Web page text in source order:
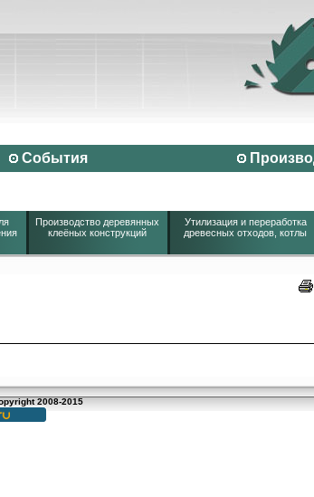
События
Производство деревянных
клеёных конструкций
Утилизация и переработка
древесных отходов, котлы
2008-2015